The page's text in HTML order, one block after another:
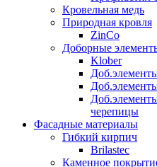
Кровельная медь
Природная кровля
ZinCo
Доборные
Klober
черепицы
Фасадные материалы
Гибкий кирпич
Brilastec
Каменное